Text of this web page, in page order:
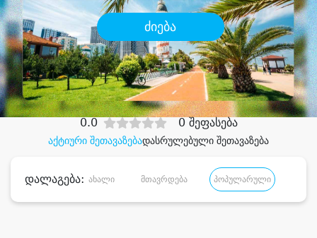
ძიება
შეიძინესასურველი მომსახურება
დიდი დანაზოგით
აქტიური შეთავაზებადასრულებული შეთავაზება
0.0 0 შეფასება
დალაგება: ახალი მთავრდება პოპულარული